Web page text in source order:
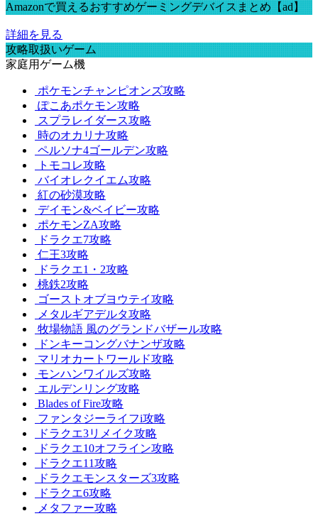
Amazonで買えるおすすめゲーミングデバイスまとめ【ad】
詳細を見る
攻略取扱いゲーム
家庭用ゲーム機
ポケモンチャンピオンズ攻略
ぽこあポケモン攻略
スプラレイダース攻略
時のオカリナ攻略
ペルソナ4ゴールデン攻略
トモコレ攻略
バイオレクイエム攻略
紅の砂漠攻略
デイモン&ベイビー攻略
ポケモンZA攻略
ドラクエ7攻略
仁王3攻略
ドラクエ1・2攻略
桃鉄2攻略
ゴーストオブヨウテイ攻略
メタルギアデルタ攻略
牧場物語 風のグランドバザール攻略
ドンキーコングバナンザ攻略
マリオカートワールド攻略
モンハンワイルズ攻略
エルデンリング攻略
Blades of Fire攻略
ファンタジーライフi攻略
ドラクエ3リメイク攻略
ドラクエ10オフライン攻略
ドラクエ11攻略
ドラクエモンスターズ3攻略
ドラクエ6攻略
メタファー攻略